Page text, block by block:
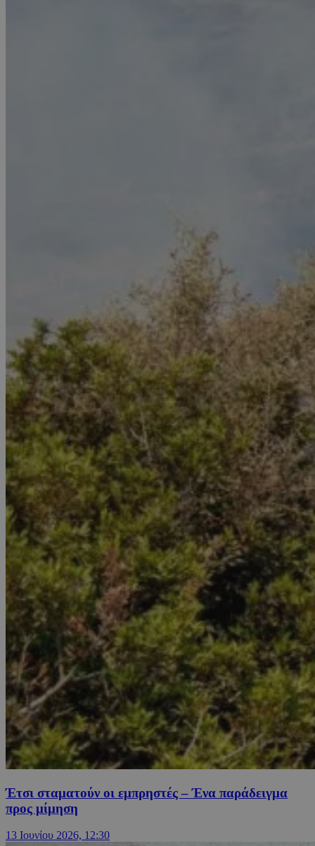
Έτσι σταματούν οι εμπρηστές – Ένα παράδειγμα
προς μίμηση
13 Ιουνίου 2026, 12:30